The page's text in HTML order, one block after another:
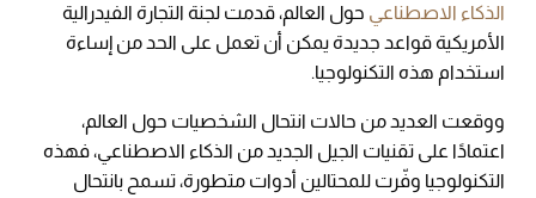
الذكاء الاصطناعي حول العالم، قدمت لجنة التجارة الفيدرالية
الأمريكية قواعد جديدة يمكن أن تعمل على الحد من إساءة
استخدام هذه التكنولوجيا.
ووقعت العديد من حالات انتحال الشخصيات حول العالم،
اعتمادًا على تقنيات الجيل الجديد من الذكاء الاصطناعي، فهذه
التكنولوجيا وفّرت للمحتالين أدوات متطورة، تسمح بانتحال